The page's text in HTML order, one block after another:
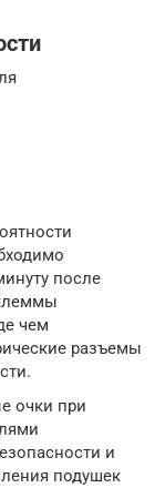
после
чем
разъемы
очки при
и
подушек